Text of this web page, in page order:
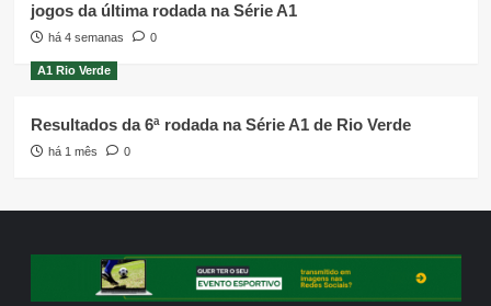
jogos da última rodada na Série A1
há 4 semanas 0
A1 Rio Verde
Resultados da 6ª rodada na Série A1 de Rio Verde
há 1 mês 0